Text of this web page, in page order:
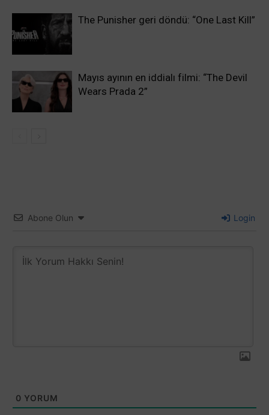
The Punisher geri döndü: “One Last Kill”
Mayıs ayının en iddialı filmi: “The Devil
Wears Prada 2”
Abone Olun Login
0 YORUM